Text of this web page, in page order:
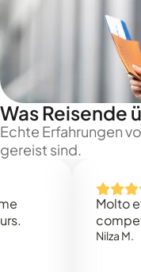
Was Reisende
Echte Erfahrungen
gereist sind.
Molto
competenza!